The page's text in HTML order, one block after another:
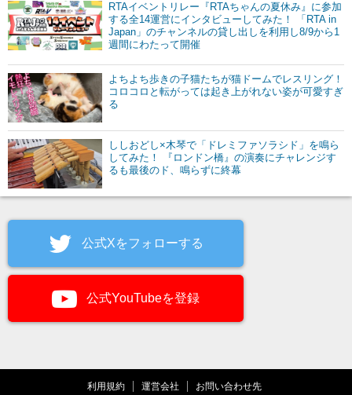
RTAイベントリレー『RTAちゃんの夏休み』に参加
する全14運営にインタビューしてみた！ 「RTA in
Japan」のチャンネルの貸し出しを利用し8/9から1
週間にわたって開催
よちよち歩きの子猫たちが猫ドームでレスリング！
コロコロと転がっては起き上がれない姿が可愛すぎ
る
ししおどし×木琴で「ドレミファソラシド」を鳴ら
してみた！ 『ロンドン橋』の演奏にチャレンジす
るも最後のド、鳴らずに終幕
公式Xをフォローする
公式YouTubeを登録
利用規約 運営会社 お問い合わせ先